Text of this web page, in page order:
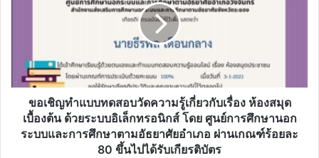
ผ่าน
การ
ทดสอบ
ทาง
เกี่ยว
เรื่อง
ห้อง
ขอเชิญทำแบบทดสอบวัดความรู้เกี่ยวกับเรื่อง ห้องสมุด
เบื้องต้น ด้วยระบบอิเล็กทรอนิกส์ โดย ศูนย์การศึกษานอก
ระบบและการศึกษาตามอัธยาศัยอำเภอ ผ่านเกณฑ์ร้อยละ
80 ขึ้นไปได้รับเกียรติบัตร